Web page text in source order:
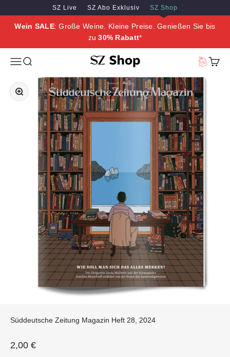
Zum Inhalt springen
Zum Hauptinhalt springen
SZ Live SZ Abo Exklusiv SZ Shop
Wein SALE: Große Weine. Kleine Preise. Genießen Sie bis
zu30% Rabatt*
MenüSuche SZ Erleben
Bild vergrößern
Süddeutsche Zeitung Magazin Heft 28, 2024
Angebot
2,00 €